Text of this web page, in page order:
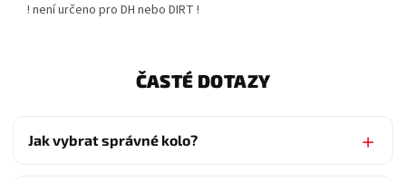
! není určeno pro DH nebo DIRT !
ČASTÉ DOTAZY
Jak vybrat správné kolo?